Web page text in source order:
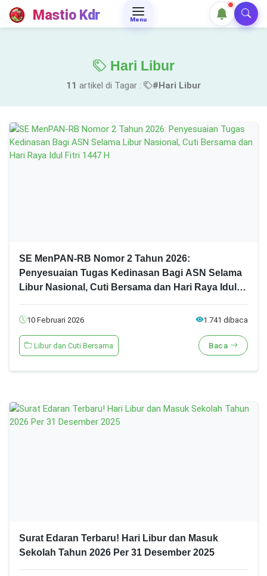
Mastio Kdr Menu
Hari Libur
11 artikel di Tagar : #Hari Libur
SE MenPAN-RB Nomor 2 Tahun 2026:
Penyesuaian Tugas Kedinasan Bagi ASN Selama
Libur Nasional, Cuti Bersama dan Hari Raya Idul
10 Februari 2026 1.741 dibaca
Libur dan Cuti Bersama Baca
Surat Edaran Terbaru! Hari Libur dan Masuk
Sekolah Tahun 2026 Per 31 Desember 2025